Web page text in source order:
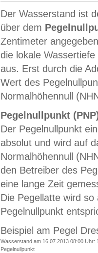
Der Wasserstand ist
über dem
Zentimeter
die lokale
aus. Erst durch die
Wert des
Normalhöhennull
Pegelnullpunkt
Der Pegelnullpunkt
absolut und wird auf
Normalhöhennull
den Betreiber des
eine lange Zeit
Die Pegellatte wird
Pegelnullpunkt
Beispiel am Pegel
Wasserstand am 16.07.2013 08:00 Uhr:
Pegelnullpunkt